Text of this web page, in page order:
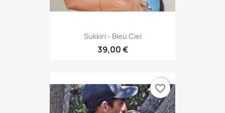
Sukkiri - Bleu Ciel
39,00 €
favorite_border